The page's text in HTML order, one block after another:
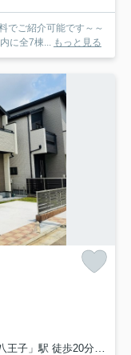
でご紹介可能です～～
に全7棟... もっと見る
王子」駅 徒歩20分